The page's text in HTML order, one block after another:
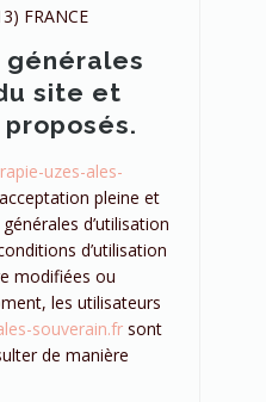
FRANCE
générales
site et
uzes-ales-
pleine et
d’utilisation
d’utilisation
modifiées ou
les utilisateurs
souverain.fr sont
de manière